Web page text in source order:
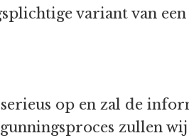
variant van
op en zal de
zullen